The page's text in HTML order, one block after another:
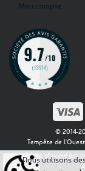
Mon compte
© 2014-
Tempête de
La vente d'alcool est
Nous utilisons